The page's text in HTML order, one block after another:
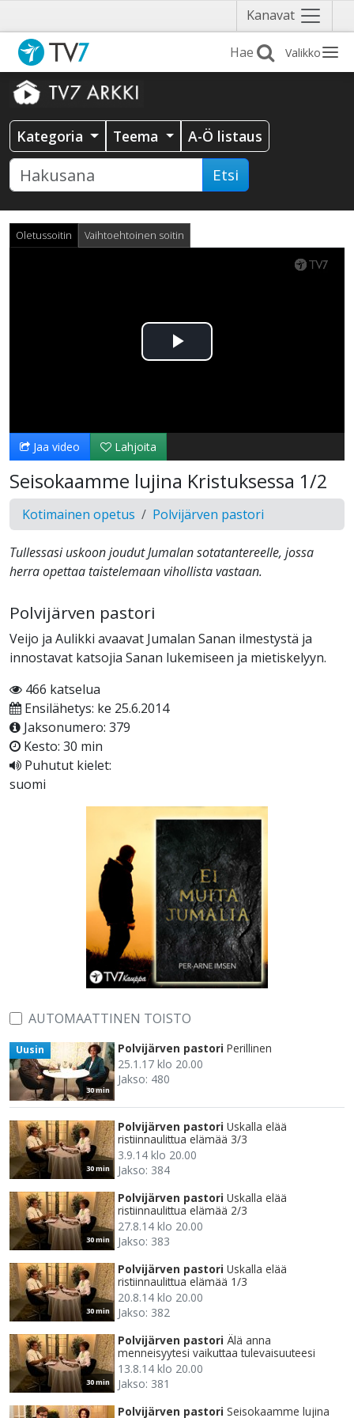
Kanavat Näytä
valikko
Valikko
Kategoria Teema A-Ö listaus
Etsi
Oletussoitin Vaihtoehtoinen soitin
Toista
Jaa video Lahjoita
Seisokaamme lujina Kristuksessa 1/2
Kotimainen opetus Polvijärven pastori
Tullessasi uskoon joudut Jumalan sotatantereelle, jossa
herra opettaa taistelemaan vihollista vastaan.
Polvijärven pastori
Veijo ja Aulikki avaavat Jumalan Sanan ilmestystä ja
innostavat katsojia Sanan lukemiseen ja mietiskelyyn.
466 katselua
Ensilähetys: ke 25.6.2014
Jaksonumero: 379
Kesto: 30 min
Puhutut kielet:
suomi
AUTOMAATTINEN TOISTO
30 min
Uusin Polvijärven pastori Perillinen
25.1.17 klo 20.00
Jakso: 480
30 min
Polvijärven pastori Uskalla elää
ristiinnaulittua elämää 3/3
3.9.14 klo 20.00
Jakso: 384
30 min
Polvijärven pastori Uskalla elää
ristiinnaulittua elämää 2/3
27.8.14 klo 20.00
Jakso: 383
30 min
Polvijärven pastori Uskalla elää
ristiinnaulittua elämää 1/3
20.8.14 klo 20.00
Jakso: 382
30 min
Polvijärven pastori Älä anna
menneisyytesi vaikuttaa tulevaisuuteesi
13.8.14 klo 20.00
Jakso: 381
Polvijärven pastori Seisokaamme lujina